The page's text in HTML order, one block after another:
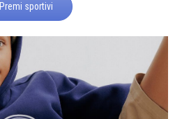
Premi sportivi